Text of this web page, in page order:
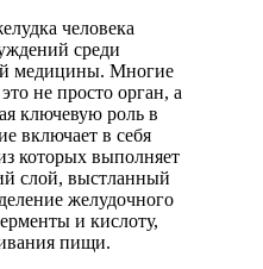
человека
среди
медицины. Многие
не просто орган, а
ключевую роль в
включает в себя
которых выполняет
слой, выстланный
желудочного
и кислоту,
пищи.